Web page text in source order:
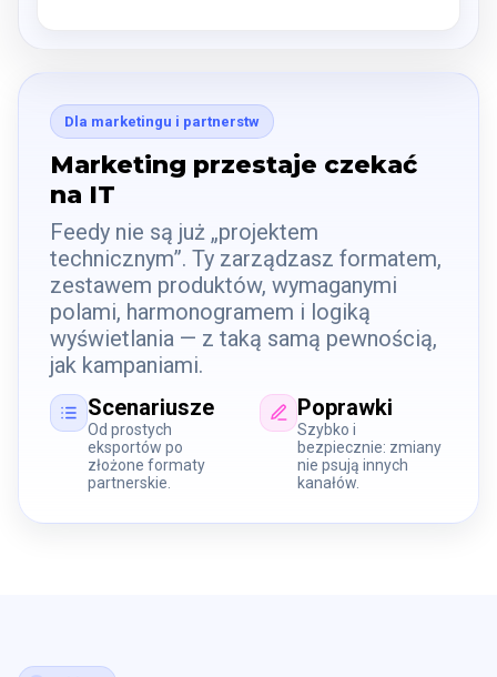
Dla marketingu i partnerstw
Marketing przestaje czekać
na IT
Feedy nie są już „projektem
technicznym”. Ty zarządzasz formatem,
zestawem produktów, wymaganymi
polami, harmonogramem i logiką
wyświetlania — z taką samą pewnością,
jak kampaniami.
Scenariusze
Od prostych
eksportów po
złożone formaty
partnerskie.
Poprawki
Szybko i
bezpiecznie: zmiany
nie psują innych
kanałów.